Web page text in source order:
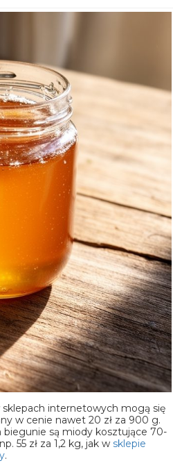
internetowych mogą się
w cenie nawet 20 zł za 900 g.
są miody kosztujące 70-
55 zł za 1,2 kg, jak w sklepie
.